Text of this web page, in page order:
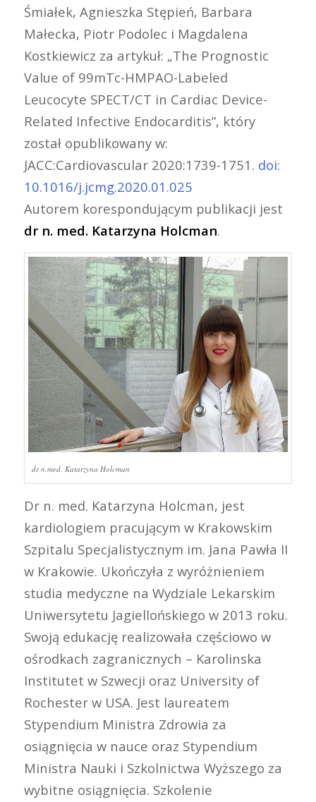
Śmiałek, Agnieszka Stępień, Barbara
Małecka, Piotr Podolec i Magdalena
Kostkiewicz za artykuł: „The Prognostic
Value of 99mTc-HMPAO-Labeled
Leucocyte SPECT/CT in Cardiac Device-
Related Infective Endocarditis”, który
został opublikowany w:
JACC:Cardiovascular 2020:1739-1751. doi:
10.1016/j.jcmg.2020.01.025
Autorem korespondującym publikacji jest
dr n. med. Katarzyna Holcman.
dr n.med. Katarzyna Holcman
Dr n. med. Katarzyna Holcman, jest
kardiologiem pracującym w Krakowskim
Szpitalu Specjalistycznym im. Jana Pawła II
w Krakowie. Ukończyła z wyróżnieniem
studia medyczne na Wydziale Lekarskim
Uniwersytetu Jagiellońskiego w 2013 roku.
Swoją edukację realizowała częściowo w
ośrodkach zagranicznych – Karolinska
Institutet w Szwecji oraz University of
Rochester w USA. Jest laureatem
Stypendium Ministra Zdrowia za
osiągnięcia w nauce oraz Stypendium
Ministra Nauki i Szkolnictwa Wyższego za
wybitne osiągnięcia. Szkolenie